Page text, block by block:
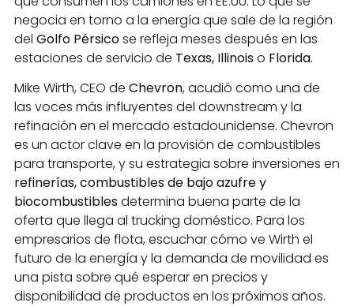
negocia en torno a la energía que sale de la región
del Golfo Pérsicose refleja meses después en las
estaciones de servicio de Texas, Illinoiso Florida.
Mike Wirth, CEO de Chevron, acudió como una de
las voces más influyentes del downstream y la
refinación en el mercado estadounidense. Chevron
es un actor clave en la provisión de combustibles
para transporte, y su estrategia sobre inversiones en
refinerías, combustibles de bajo azufre y
biocombustiblesdetermina buena parte de la
oferta que llega al trucking doméstico. Para los
empresarios de flota, escuchar cómo ve Wirth el
futuro de la energía y la demanda de movilidad es
una pista sobre qué esperar en precios y
disponibilidad de productos en los próximos años.